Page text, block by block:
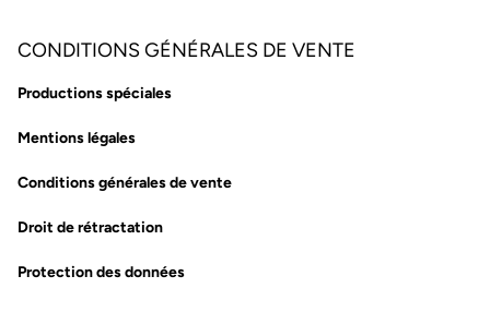
CONDITIONS GÉNÉRALES DE VENTE
Productions spéciales
Mentions légales
Conditions générales de vente
Droit de rétractation
Protection des données